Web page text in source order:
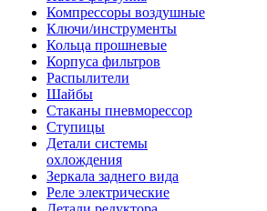
Компрессоры воздушные
Ключи/инструменты
Кольца прошневые
Корпуса фильтров
Распылители
Шайбы
Стаканы пневморессор
Ступицы
Детали системы
охлождения
Зеркала заднего вида
Реле электрические